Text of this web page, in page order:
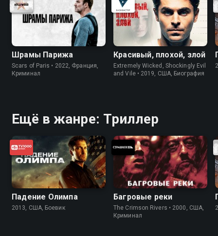
Шрамы Парижа
Scars of Paris • 2022, Франция,
Криминал
Красивый, плохой, злой
Extremely Wicked, Shockingly Evil
and Vile • 2019, США, Биография
Ещё в жанре: Триллер
Падение Олимпа
2013, США, Боевик
Багровые реки
The Crimson Rivers • 2000, США,
Криминал